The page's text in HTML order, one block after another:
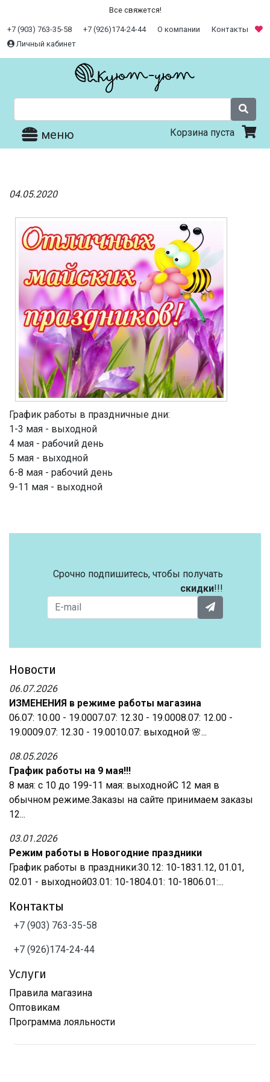
Все свяжется!
+7 (903) 763-35-58 +7 (926)174-24-44 О компании
Контакты
Личный кабинет
меню Корзина пуста
04.05.2020
График работы в праздничные дни:
1-3 мая - выходной
4 мая - рабочий день
5 мая - выходной
6-8 мая - рабочий день
9-11 мая - выходной
Срочно подпишитесь, чтобы получать
скидки!!!
Новости
06.07.2026
ИЗМЕНЕНИЯ в режиме работы магазина
06.07: 10.00 - 19.0007.07: 12.30 - 19.0008.07: 12.00 -
19.0009.07: 12.30 - 19.0010.07: выходной 🌸...
08.05.2026
График работы на 9 мая!!!
8 мая: с 10 до 199-11 мая: выходнойС 12 мая в
обычном режиме.Заказы на сайте принимаем заказы
12...
03.01.2026
Режим работы в Новогодние праздники
График работы в праздники:30.12: 10-1831.12, 01.01,
02.01 - выходной03.01: 10-1804.01: 10-1806.01:...
Контакты
+7 (903) 763-35-58
+7 (926)174-24-44
Услуги
Правила магазина
Оптовикам
Программа лояльности